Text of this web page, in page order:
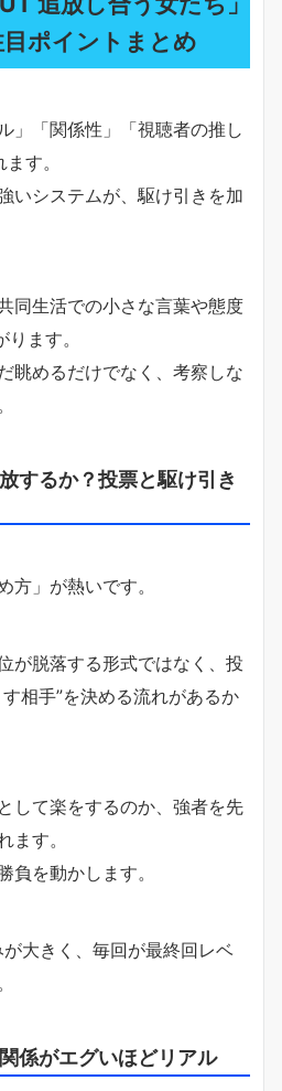
ポイントまとめ
」「関係性」「視聴者の推し
す。
いシステムが、駆け引きを加
同生活での小さな言葉や態度
ます。
眺めるだけでなく、考察しな
するか？投票と駆け引き
方」が熱いです。
が脱落する形式ではなく、投
相手”を決める流れがあるか
して楽をするのか、強者を先
ます。
負を動かします。
大きく、毎回が最終回レベ
係がエグいほどリアル